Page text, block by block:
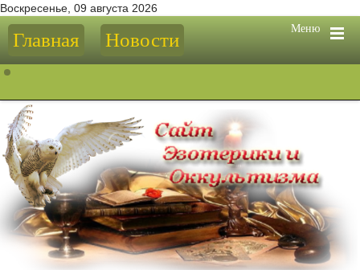
Воскресенье, 09 августа 2026
Меню
Главная Новости